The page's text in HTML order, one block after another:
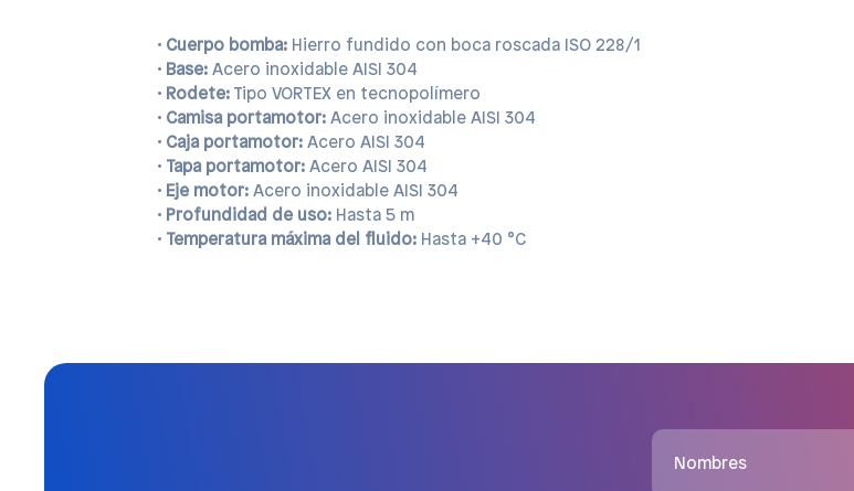
• Cuerpo bomba: Hierro fundido con boca roscada ISO 228/1
• Base: Acero inoxidable AISI 304
• Rodete: Tipo VORTEX en tecnopolímero
• Camisa portamotor: Acero inoxidable AISI 304
• Caja portamotor: Acero AISI 304
• Tapa portamotor: Acero AISI 304
• Eje motor: Acero inoxidable AISI 304
• Profundidad de uso: Hasta 5 m
• Temperatura máxima del fluido: Hasta +40 °C
Nombres